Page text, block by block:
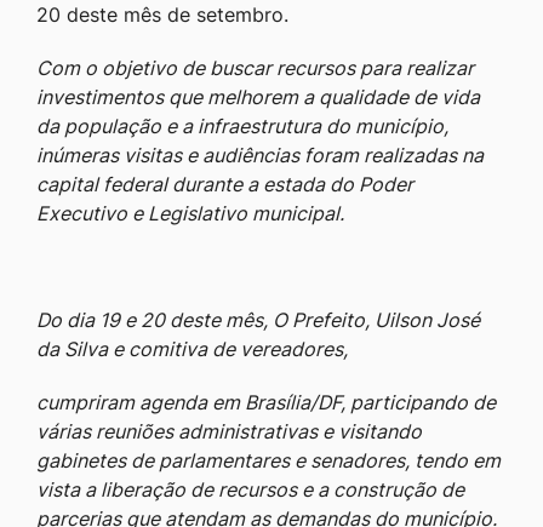
20 deste mês de setembro.
Com o objetivo de buscar recursos para realizar
investimentos que melhorem a qualidade de vida
da população e a infraestrutura do município,
inúmeras visitas e audiências foram realizadas na
capital federal durante a estada do Poder
Executivo e Legislativo municipal.
Do dia 19 e 20 deste mês, O Prefeito, Uilson José
da Silva e comitiva de vereadores,
cumpriram agenda em Brasília/DF, participando de
várias reuniões administrativas e visitando
gabinetes de parlamentares e senadores, tendo em
vista a liberação de recursos e a construção de
parcerias que atendam as demandas do município.